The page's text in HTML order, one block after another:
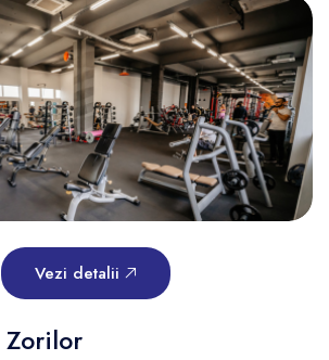
Vezi detalii
Zorilor